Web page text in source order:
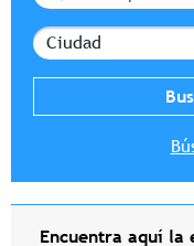
Ciudad
Encuentra aquí la